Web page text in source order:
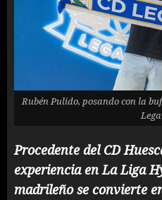
Rubén Pulido, posando con la
Procedente del CD
experiencia en La Liga
madrileño se convierte